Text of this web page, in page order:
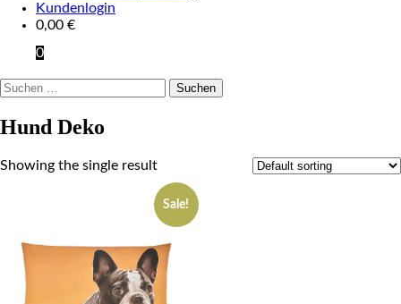
Kundenlogin
0,00 €
0
Suchen
Hund Deko
Showing the single result
Sale!